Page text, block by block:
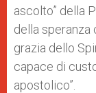
ascolto” della
della speranza
grazia dello
capace di
apostolico”.